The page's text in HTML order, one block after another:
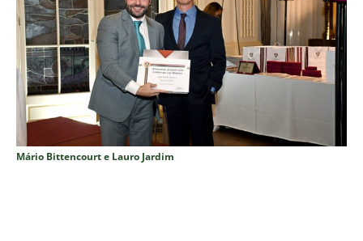
Mário Bittencourt e Lauro Jardim